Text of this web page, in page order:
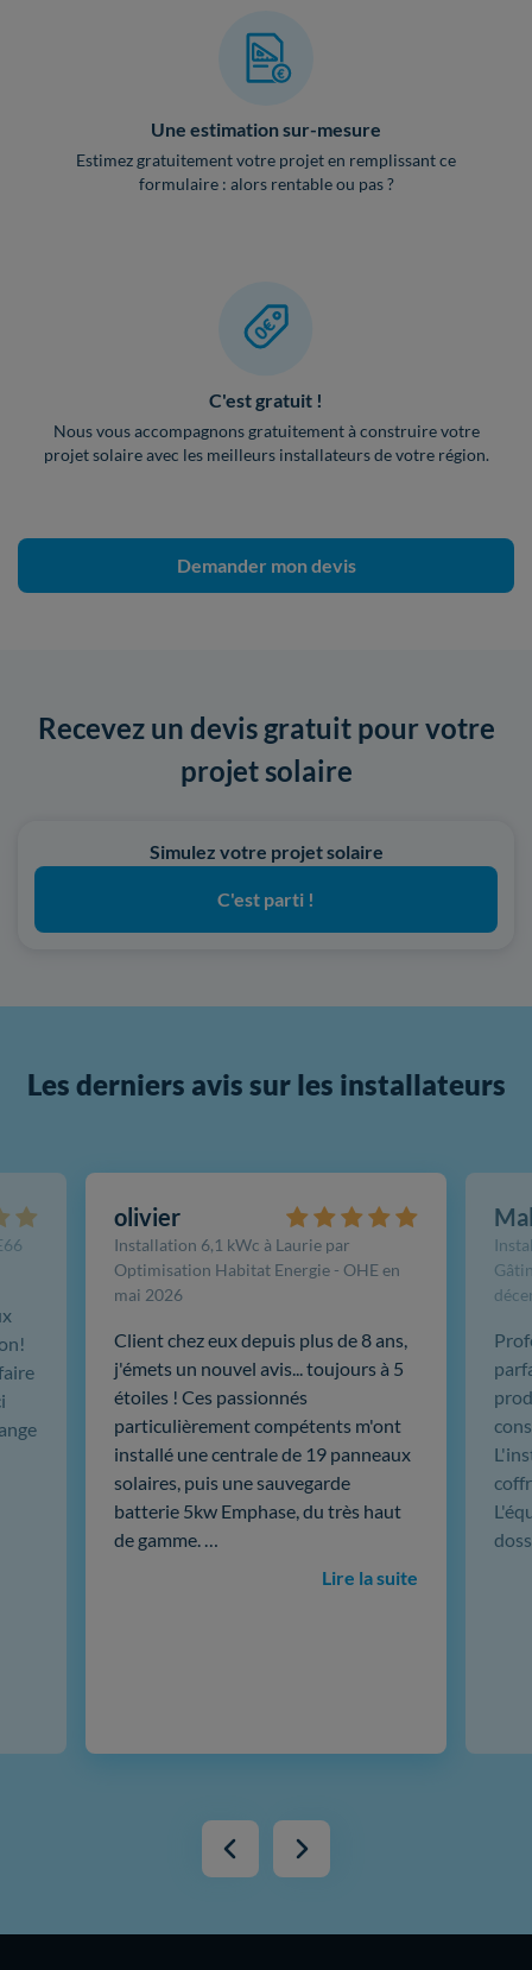
Une estimation sur-mesure
Estimez gratuitement votre projet en remplissant ce
formulaire : alors rentable ou pas ?
C'est gratuit !
Nous vous accompagnons gratuitement à construire votre
projet solaire avec les meilleurs installateurs de votre région.
Demander mon devis
Recevez un devis gratuit pour votre
projet solaire
Simulez votre projet solaire
C'est parti !
Les derniers avis sur les installateurs
olivier
Installation 6,1 kWc à Laurie par
Optimisation Habitat Energie - OHE en
mai 2026
Client chez eux depuis plus de 8 ans,
j'émets un nouvel avis... toujours à 5
étoiles ! Ces passionnés
particulièrement compétents m'ont
installé une centrale de 19 panneaux
solaires, puis une sauvegarde
batterie 5kw Emphase, du très haut
de gamme. …
Lire la suite